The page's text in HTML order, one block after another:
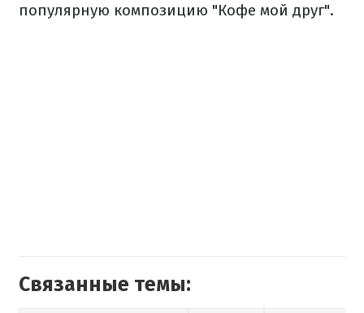
популярную композицию "Кофе мой друг".
Связанные темы: